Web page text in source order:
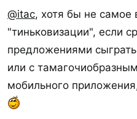
@itac, хотя бы не самое
"тиньковизации", если
предложениями
или с
мобильного